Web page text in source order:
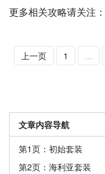
更多相关攻略请关注：
上一页 1 ...
文章内容导航
第1页：初始套装
第2页：海利亚套装